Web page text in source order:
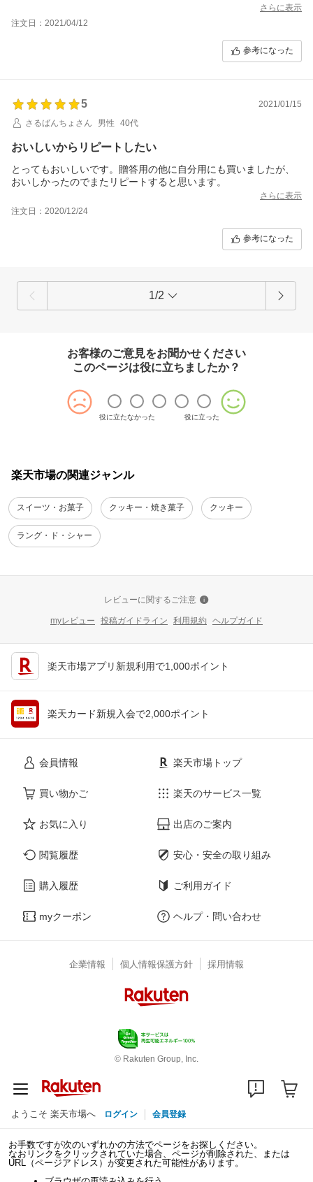
さらに表示
注文日：2021/04/12
参考になった
5
2021/01/15
さるばんちょさん
男性 40代
おいしいからリピートしたい
とってもおいしいです。贈答用の他に自分用にも買いましたが、
おいしかったのでまたリピートすると思います。
さらに表示
注文日：2020/12/24
参考になった
1/2
お客様のご意見をお聞かせください
このページは役に立ちましたか？
役に立たなかった 役に立った
楽天市場の関連ジャンル
スイーツ・お菓子 クッキー・焼き菓子 クッキー
ラング・ド・シャー
レビューに関するご注意
myレビュー 投稿ガイドライン 利用規約 ヘルプガイド
楽天市場アプリ新規利用で1,000ポイント
楽天カード新規入会で2,000ポイント
会員情報
買い物かご
お気に入り
閲覧履歴
購入履歴
myクーポン
楽天市場トップ
楽天のサービス一覧
出店のご案内
安心・安全の取り組み
ご利用ガイド
ヘルプ・問い合わせ
企業情報 個人情報保護方針 採用情報
© Rakuten Group, Inc.
ようこそ 楽天市場へ ログイン 会員登録
お手数ですが次のいずれかの方法でページをお探しください。
なおリンクをクリックされていた場合、ページが削除された、または
URL（ページアドレス）が変更された可能性があります。